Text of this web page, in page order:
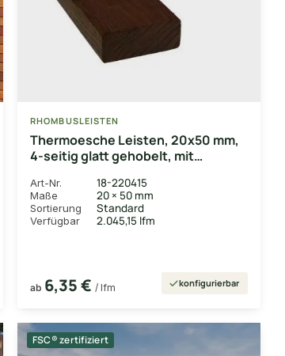
RHOMBUSLEISTEN
Thermoesche Leisten, 20x50 mm,
4-seitig glatt gehobelt, mit
Art-Nr. 18-220415
Maße 20 × 50 mm
Sortierung Standard
Verfügbar 2.045,15 lfm
ab 6,35 € / lfm konfigurierbar
FSC® zertifiziert